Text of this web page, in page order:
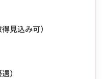
見込み可）
）